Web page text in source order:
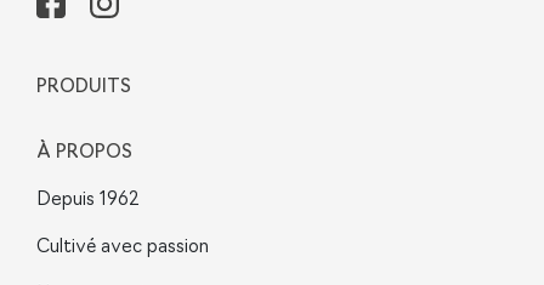
PRODUITS
À PROPOS
Depuis 1962
Cultivé avec passion